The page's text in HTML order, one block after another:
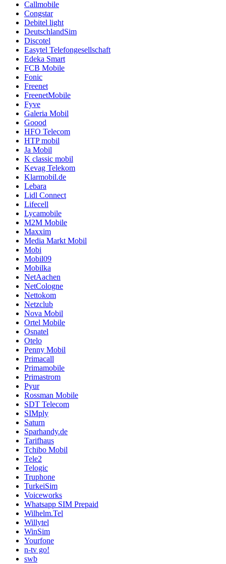
Callmobile
Congstar
Debitel light
DeutschlandSim
Discotel
Easytel Telefongesellschaft
Edeka Smart
FCB Mobile
Fonic
Freenet
FreenetMobile
Fyve
Galeria Mobil
Goood
HFO Telecom
HTP mobil
Ja Mobil
K classic mobil
Kevag Telekom
Klarmobil.de
Lebara
Lidl Connect
Lifecell
Lycamobile
M2M Mobile
Maxxim
Media Markt Mobil
Mobi
Mobil09
Mobilka
NetAachen
NetCologne
Nettokom
Netzclub
Nova Mobil
Ortel Mobile
Osnatel
Otelo
Penny Mobil
Primacall
Primamobile
Primastrom
Pyur
Rossman Mobile
SDT Telecom
SIMply
Saturn
Sparhandy.de
Tarifhaus
Tchibo Mobil
Tele2
Telogic
Truphone
TurkeiSim
Voiceworks
Whatsapp SIM Prepaid
Wilhelm.Tel
Willytel
WinSim
Yourfone
n-tv go!
swb